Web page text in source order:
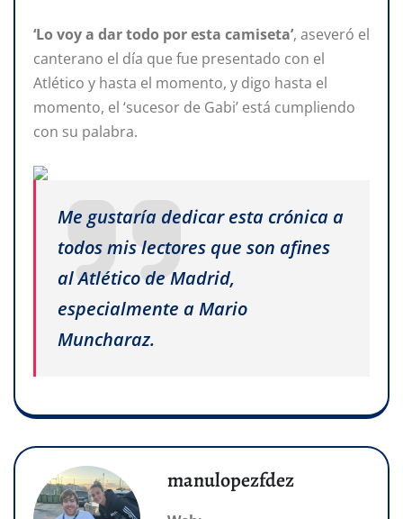
‘Lo voy a dar todo por esta camiseta’, aseveró el
canterano el día que fue presentado con el
Atlético y hasta el momento, y digo hasta el
momento, el ‘sucesor de Gabi’ está cumpliendo
con su palabra.
Me gustaría dedicar esta crónica a
todos mis lectores que son afines
al Atlético de Madrid,
especialmente a Mario
Muncharaz.
manulopezfdez